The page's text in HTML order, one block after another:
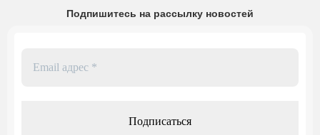
Подпишитесь на рассылку новостей